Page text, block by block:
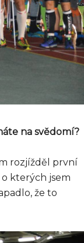
na svědomí?
rozjížděl první
o kterých jsem
že to